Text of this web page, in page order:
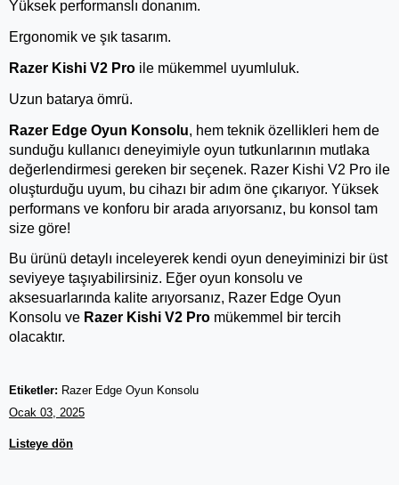
Yüksek performanslı donanım.
Ergonomik ve şık tasarım.
Razer Kishi V2 Pro ile mükemmel uyumluluk.
Uzun batarya ömrü.
Razer Edge Oyun Konsolu, hem teknik özellikleri hem de
sunduğu kullanıcı deneyimiyle oyun tutkunlarının mutlaka
değerlendirmesi gereken bir seçenek. Razer Kishi V2 Pro ile
oluşturduğu uyum, bu cihazı bir adım öne çıkarıyor. Yüksek
performans ve konforu bir arada arıyorsanız, bu konsol tam
size göre!
Bu ürünü detaylı inceleyerek kendi oyun deneyiminizi bir üst
seviyeye taşıyabilirsiniz. Eğer oyun konsolu ve
aksesuarlarında kalite arıyorsanız, Razer Edge Oyun
Konsolu ve Razer Kishi V2 Pro mükemmel bir tercih
olacaktır.
Etiketler: Razer Edge Oyun Konsolu
Ocak 03, 2025
Listeye dön